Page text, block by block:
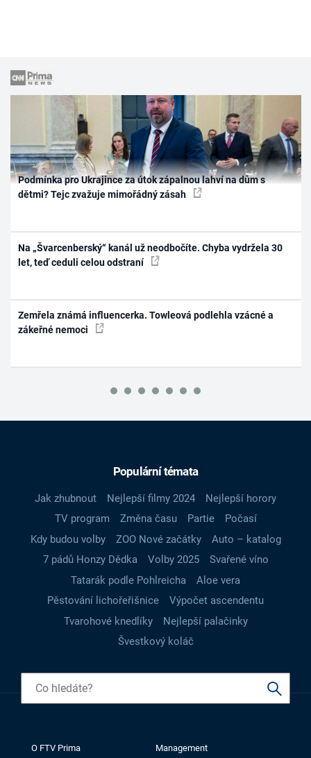
Podmínka pro Ukrajince za útok zápalnou lahví na dům s
dětmi? Tejc zvažuje mimořádný zásah
Na „Švarcenberský“ kanál už neodbočíte. Chyba vydržela 30
let, teď ceduli celou odstraní
Zemřela známá influencerka. Towleová podlehla vzácné a
zákeřné nemoci
Populární témata
Jak zhubnout Nejlepší filmy 2024
Nejlepší horory
TV program
Změna času Partie
Počasí
Kdy budou volby
ZOO Nové začátky
Auto – katalog
7 pádů Honzy Dědka
Volby 2025
Svařené víno
Tatarák podle Pohlreicha
Aloe vera
Pěstování lichořeřišnice
Výpočet ascendentu
Tvarohové knedlíky
Nejlepší palačinky
Švestkový koláč
O FTV Prima Management